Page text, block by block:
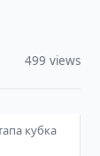
499 views
кубка